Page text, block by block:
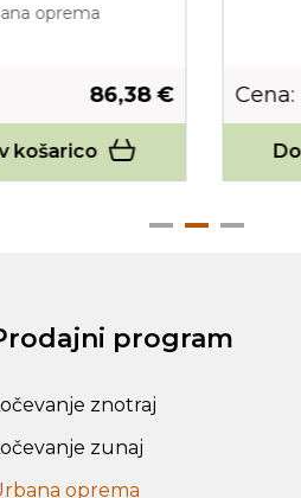
oprema
86,38 €
košarico
Cena:
program
znotraj
zunaj
oprema